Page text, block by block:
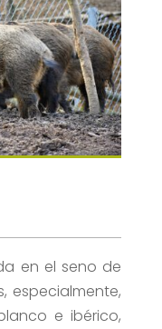
en el seno de
especialmente,
e ibérico,